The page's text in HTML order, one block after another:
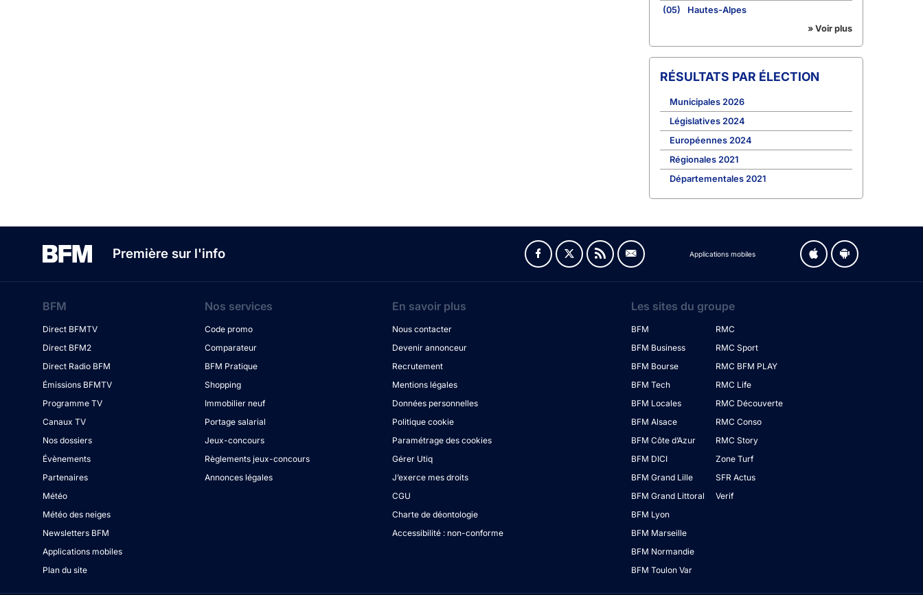
(05)
Hautes-Alpes
» Voir plus
RÉSULTATS PAR ÉLECTION
Municipales 2026
Législatives 2024
Européennes 2024
Régionales 2021
Départementales 2021
Première sur l'info Applications mobiles
BFM
Direct BFMTV
Direct BFM2
Direct Radio BFM
Émissions BFMTV
Programme TV
Canaux TV
Nos dossiers
Évènements
Partenaires
Météo
Météo des neiges
Newsletters BFM
Applications mobiles
Plan du site
Nos services
Code promo
Comparateur
BFM Pratique
Shopping
Immobilier neuf
Portage salarial
Jeux-concours
Règlements jeux-concours
Annonces légales
En savoir plus
Nous contacter
Devenir annonceur
Recrutement
Mentions légales
Données personnelles
Politique cookie
Paramétrage des cookies
Gérer Utiq
J’exerce mes droits
CGU
Charte de déontologie
Accessibilité : non-conforme
Les sites du groupe
BFM
BFM Business
BFM Bourse
BFM Tech
BFM Locales
BFM Alsace
BFM Côte d’Azur
BFM DICI
BFM Grand Lille
BFM Grand Littoral
BFM Lyon
BFM Marseille
BFM Normandie
BFM Toulon Var
RMC
RMC Sport
RMC BFM PLAY
RMC Life
RMC Découverte
RMC Conso
RMC Story
Zone Turf
SFR Actus
Verif